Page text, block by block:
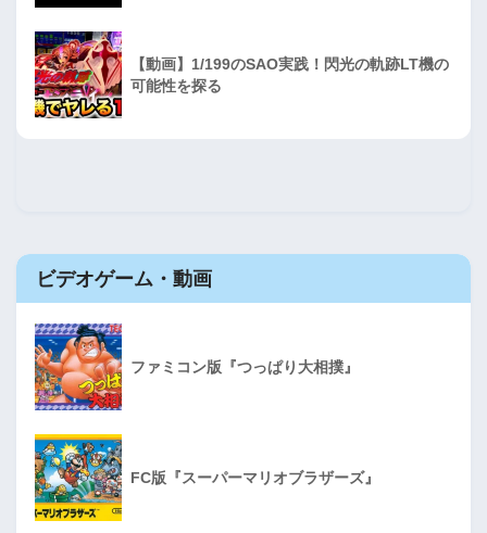
【動画】1/199のSAO実践！閃光の軌跡LT機の
可能性を探る
ビデオゲーム・動画
ファミコン版『つっぱり大相撲』
FC版『スーパーマリオブラザーズ』